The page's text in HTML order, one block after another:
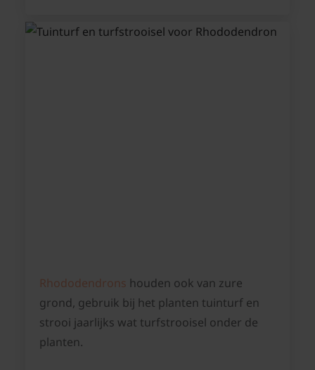
Rhododendrons houden ook van zure
grond, gebruik bij het planten tuinturf en
strooi jaarlijks wat turfstrooisel onder de
planten.